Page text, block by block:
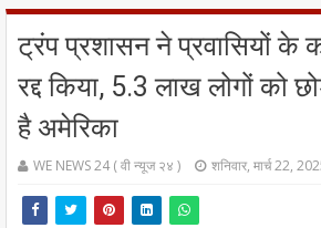
ट्रंप प्रशासन ने प्रवासियों के
रद्द किया, 5.3 लाख लोगों को
है अमेरिका
WE NEWS 24 ( वी न्यूज २४ ) शनिवार, मार्च 22,